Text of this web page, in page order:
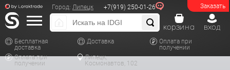
Заказать
Город: Липецк +7(919) 250-01-26
Бесплатная
доставка
Доставка
Оплата при
получении
Оплата при
получении
Липецк,
Космонавтов, 102
вход
корзина